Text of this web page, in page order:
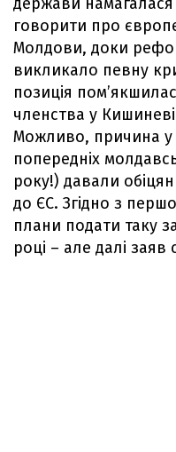
говорити про
Молдови, доки
викликало певну
позиція
членства у Кишиневі
Можливо, причина у
попередніх
року!) давали
до ЄС. Згідно з
плани подати таку
році – але далі